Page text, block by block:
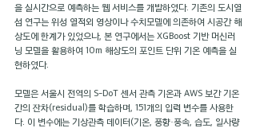
을 실시간으로 예측하는 웹 서비스를 개발하였다. 기존의 도시열
섬 연구는 위성 열적외 영상이나 수치모델에 의존하여 시공간 해
상도에 한계가 있었으나, 본 연구에서는 XGBoost 기반 머신러
닝 모델을 활용하여 10m 해상도의 포인트 단위 기온 예측을 실
현하였다.
모델은 서울시 전역의 S-DoT 센서 관측 기온과 AWS 보간 기온
간의 잔차(residual)를 학습하며, 151개의 입력 변수를 사용한
다. 이 변수에는 기상관측 데이터(기온, 풍향·풍속, 습도, 일사량